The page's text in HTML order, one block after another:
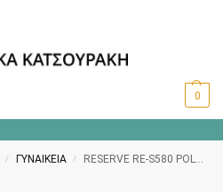
0
/ ΓΥΝΑΙΚΕΙΑ / RESERVE RE-S580 POLARIZED C2